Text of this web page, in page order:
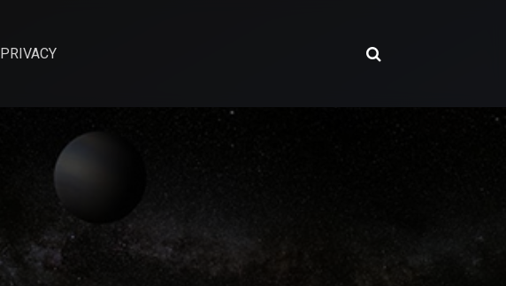
PRIVACY